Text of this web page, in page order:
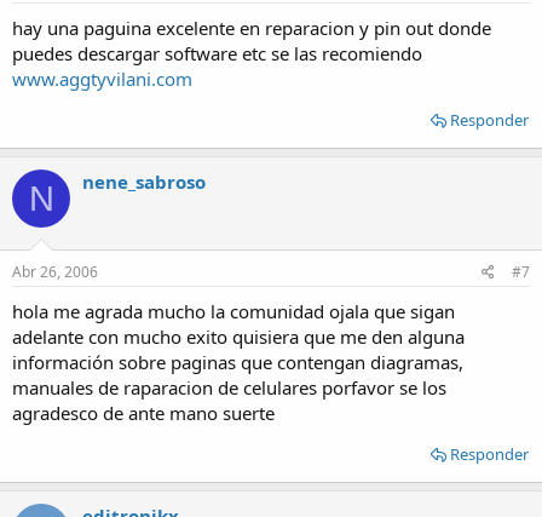
hay una paguina excelente en reparacion y pin out donde
puedes descargar software etc se las recomiendo
www.aggtyvilani.com
Responder
N nene_sabroso
Abr 26, 2006 #7
hola me agrada mucho la comunidad ojala que sigan
adelante con mucho exito quisiera que me den alguna
información sobre paginas que contengan diagramas,
manuales de raparacion de celulares porfavor se los
agradesco de ante mano suerte
Responder